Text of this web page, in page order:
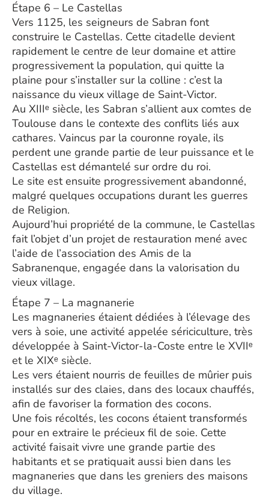
Étape 6 – Le Castellas
Vers 1125, les seigneurs de Sabran font
construire le Castellas. Cette citadelle devient
rapidement le centre de leur domaine et attire
progressivement la population, qui quitte la
plaine pour s’installer sur la colline : c’est la
naissance du vieux village de Saint-Victor.
Au XIIIᵉ siècle, les Sabran s’allient aux comtes de
Toulouse dans le contexte des conflits liés aux
cathares. Vaincus par la couronne royale, ils
perdent une grande partie de leur puissance et le
Castellas est démantelé sur ordre du roi.
Le site est ensuite progressivement abandonné,
malgré quelques occupations durant les guerres
de Religion.
Aujourd’hui propriété de la commune, le Castellas
fait l’objet d’un projet de restauration mené avec
l’aide de l’association des Amis de la
Sabranenque, engagée dans la valorisation du
vieux village.
Étape 7 – La magnanerie
Les magnaneries étaient dédiées à l’élevage des
vers à soie, une activité appelée sériciculture, très
développée à Saint-Victor-la-Coste entre le XVIIᵉ
et le XIXᵉ siècle.
Les vers étaient nourris de feuilles de mûrier puis
installés sur des claies, dans des locaux chauffés,
afin de favoriser la formation des cocons.
Une fois récoltés, les cocons étaient transformés
pour en extraire le précieux fil de soie. Cette
activité faisait vivre une grande partie des
habitants et se pratiquait aussi bien dans les
magnaneries que dans les greniers des maisons
du village.